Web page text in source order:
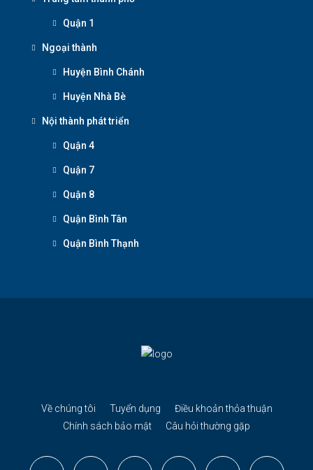
Quận 1
Ngoại thành
Huyện Bình Chánh
Huyện Nhà Bè
Nội thành phát triển
Quận 4
Quận 7
Quận 8
Quận Bình Tân
Quận Bình Thạnh
Về chúng tôi Tuyển dụng
Điều khoản thỏa thuận
Chính sách bảo mật
Câu hỏi thường gặp